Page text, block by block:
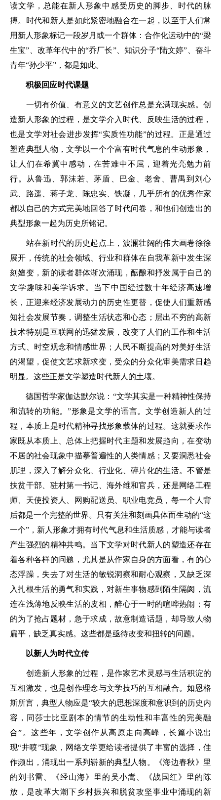
读文学，总能在新人形象中感受历史的脚步、时代的脉
搏。时代和新人是如此紧密地融合在一起，以至于人们常
用新人形象标记一段岁月或一个群体：合作化运动中的“梁
生宝”、改革年代中的“乔厂长”、知识分子“陆文婷”、奋斗
青年“孙少平”，都是如此。
积极回应时代课题
一切有价值、有意义的文艺创作总是充满现实感。创
造新人形象的过程，是文学介入时代、反映生活的过程，
也是文学对社会进步发挥“实质性功能”的过程。正是通过
塑造典型人物，文学以一个个富有时代气息的生动形象，
让人们在希冀中感动，在苦难中不屈，迎着光亮勉力前
行。从鲁迅、郭沫若、茅盾、巴金、老舍、曹禺到刘心
武、路遥、蒋子龙、陈忠实、铁凝，几乎所有的优秀作家
都以自己的方式完美地回答了时代问卷，和他们创造出的
典型形象一起为历史所铭记。
站在新时代的历史起点上，波澜壮阔的伟大画卷徐徐
展开，传统的社会领域、行业和群体在自我革新中发生深
刻嬗变，新的读者群体渐次涌现，酝酿和抒发属于自己的
文学趣味和美学诉求。当下中国经过数十年经济高速增
长，正迎来经济发展动力的历史性更替，促使人们重新感
知社会发展节奏，调整生活状态和心态；层出不穷的高新
技术特别是互联网的迅猛发展，改变了人们的工作和生活
方式、时空观念和情感世界；人民不断提高的对美好生活
的渴望，促使文艺求新求变，受众的分众化审美需求日趋
明显。这些正是文学塑造时代新人的土壤。
德国哲学家伽达默尔说：“文学其实是一种精神性保持
和流转的功能。”形象是文学的语言。文学创造新人的过
程，本质上是时代精神寻找形象载体的过程。这就要求作
家既从本质上、总体上把握时代主题和发展趋向，在变动
不居的社会现象中描摹普遍性的人类情感；又要洞悉社会
肌理，深入了解分众化、行业化、碎片化的生活。不管是
扶贫干部、驻村第一书记、海外维和官兵，还是网络工程
师、天使投资人、网购配送员、职业电竞员，每一个人背
后都是一个完整的世界。只有关注和刻画具体而生动的“这
一个”，新人形象才拥有时代气息和生活质感，才能与读者
产生强烈的精神共鸣。当下文学对时代新人的塑造还存在
着各种各样的问题，尤其是从作家自身的方面看，有的心
态浮躁，失去了对生活的敏锐洞察和耐心观察，又缺乏深
入扎根生活的勇气和实践，对新生事物感到陌生隔阂，流
连在浅薄地反映生活的皮相，醉心于一时的喧哗热闹；有
的为了抢占题材，急于求成，故意制造话题，却导致人物
扁平，缺乏真实感。这些都是亟待改变和扭转的问题。
以新人为时代立传
创造新人形象的过程，是作家艺术灵感与生活积淀的
互相激发，也是创作理念与文学技巧的互相融合。如恩格
斯所言，典型人物应是“较大的思想深度和意识到的历史内
容，同莎士比亚剧本的情节的生动性和丰富性的完美融
合”。这些年，文学创作从高原走向高峰，长篇小说出
现“井喷”现象，网络文学更给读者提供了丰富的选择，佳
作频出，涌现出一系列崭新的典型人物。《海边春秋》里
的刘书雷、《经山海》里的吴小嵩、《战国红》里的陈
放，是改革大潮下乡村振兴和脱贫攻坚事业中涌现的新